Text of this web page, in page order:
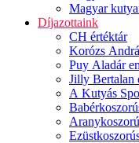
Magyar
Díjazottaink
CH értéktár
Korózs
Puy Aladár
Jilly Bertalan
A Kutyás